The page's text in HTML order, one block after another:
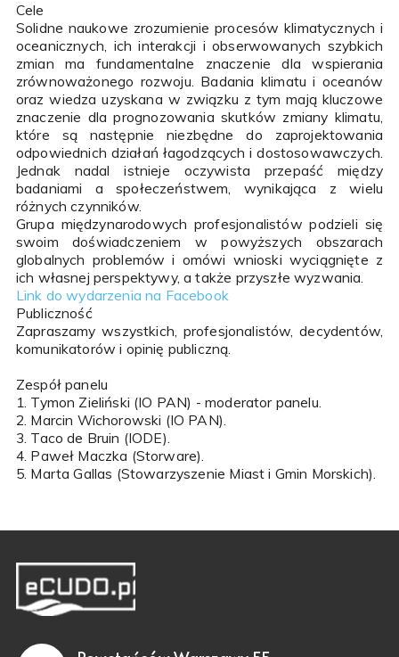
Cele
Solidne naukowe zrozumienie procesów klimatycznych i
oceanicznych, ich interakcji i obserwowanych szybkich
zmian ma fundamentalne znaczenie dla wspierania
zrównoważonego rozwoju. Badania klimatu i oceanów
oraz wiedza uzyskana w związku z tym mają kluczowe
znaczenie dla prognozowania skutków zmiany klimatu,
które są następnie niezbędne do zaprojektowania
odpowiednich działań łagodzących i dostosowawczych.
Jednak nadal istnieje oczywista przepaść między
badaniami a społeczeństwem, wynikająca z wielu
różnych czynników.
Grupa międzynarodowych profesjonalistów podzieli się
swoim doświadczeniem w powyższych obszarach
globalnych problemów i omówi wnioski wyciągnięte z
ich własnej perspektywy, a także przyszłe wyzwania.
Link do wydarzenia na Facebook
Publiczność
Zapraszamy wszystkich, profesjonalistów, decydentów,
komunikatorów i opinię publiczną.
Zespół panelu
1. Tymon Zieliński (IO PAN) - moderator panelu.
2. Marcin Wichorowski (IO PAN).
3. Taco de Bruin (IODE).
4. Paweł Maczka (Storware).
5. Marta Gallas (Stowarzyszenie Miast i Gmin Morskich).